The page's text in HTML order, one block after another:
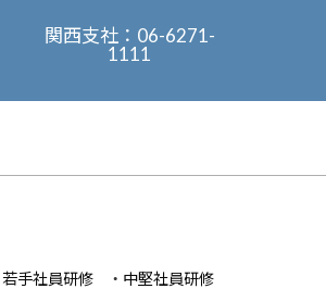
関西支社： 06-6271-
1111
若手社員研修
中堅社員研修